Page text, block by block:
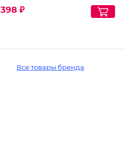
398 ₽
Все товары бренда